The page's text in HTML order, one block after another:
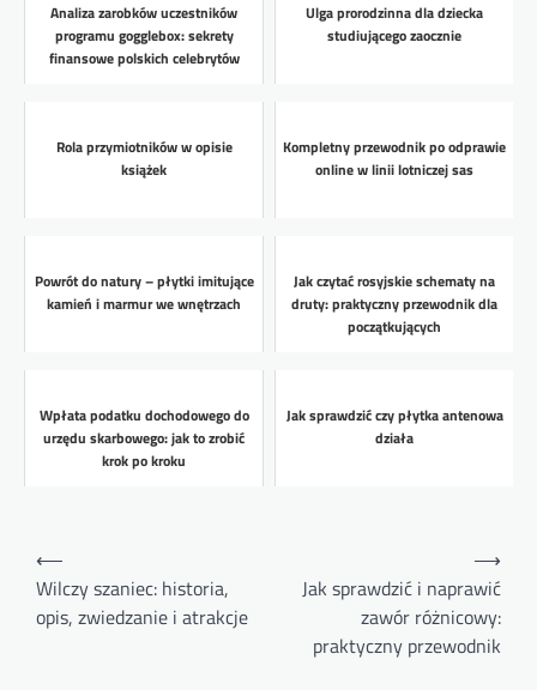
Analiza zarobków uczestników
programu gogglebox: sekrety
finansowe polskich celebrytów
Ulga prorodzinna dla dziecka
studiującego zaocznie
Rola przymiotników w opisie
książek
Kompletny przewodnik po odprawie
online w linii lotniczej sas
Powrót do natury – płytki imitujące
kamień i marmur we wnętrzach
Jak czytać rosyjskie schematy na
druty: praktyczny przewodnik dla
początkujących
Wpłata podatku dochodowego do
urzędu skarbowego: jak to zrobić
krok po kroku
Jak sprawdzić czy płytka antenowa
działa
Nawigacja
wpisu
⟵
Wilczy szaniec: historia,
opis, zwiedzanie i atrakcje
Jak sprawdzić i naprawić
zawór różnicowy:
praktyczny przewodnik
⟶